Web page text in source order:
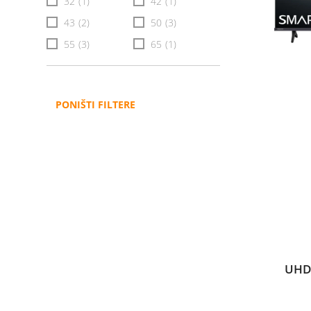
43 (2) 50 (3)
55 (3) 65 (1)
PONIŠTI FILTERE